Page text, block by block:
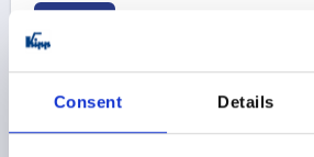
Consent Details